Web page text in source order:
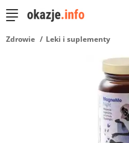
Zdrowie Leki i suplementy